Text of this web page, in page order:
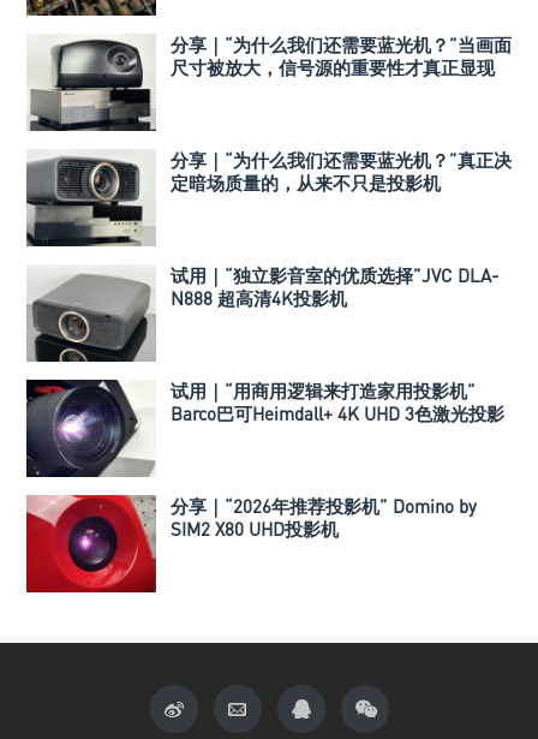
分享｜“为什么我们还需要蓝光机？”当画面
尺寸被放大，信号源的重要性才真正显现
分享｜“为什么我们还需要蓝光机？”真正决
定暗场质量的，从来不只是投影机
试用｜“独立影音室的优质选择”JVC DLA-
N888 超高清4K投影机
试用｜“用商用逻辑来打造家用投影机”
Barco巴可Heimdall+ 4K UHD 3色激光投影
分享｜“2026年推荐投影机” Domino by
SIM2 X80 UHD投影机